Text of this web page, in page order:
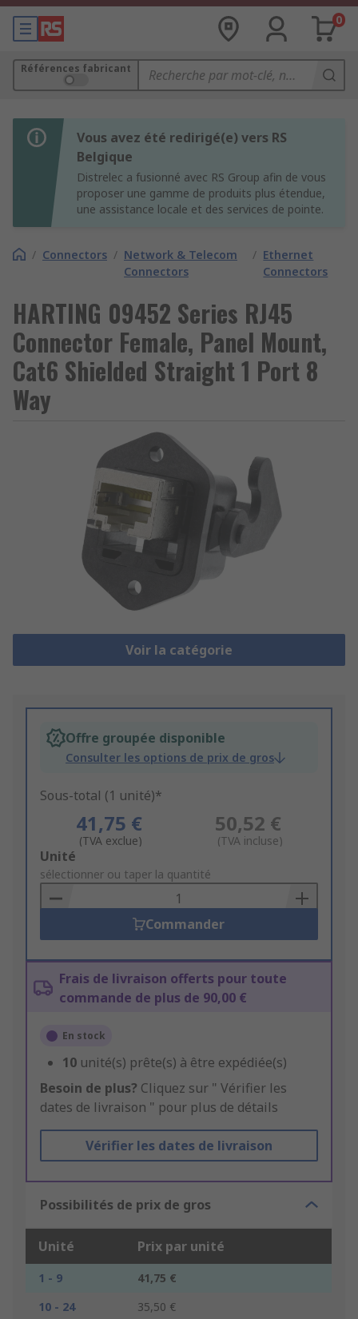
0
Références fabricant
Vous avez été redirigé(e) vers RS
Belgique
Distrelec a fusionné avec RS Group afin de vous
proposer une gamme de produits plus étendue,
une assistance locale et des services de pointe.
/ Connectors / Network & Telecom
Connectors
/ Ethernet
Connectors
HARTING 09452 Series RJ45
Connector Female, Panel Mount,
Cat6 Shielded Straight 1 Port 8
Way
Voir la catégorie
Offre groupée disponible
Consulter les options de prix de gros
Sous-total (1 unité)*
41,75 €
(TVA exclue)
50,52 €
(TVA incluse)
Add
to
Basket
Unité
sélectionner ou taper la quantité
Commander
Frais de livraison offerts pour toute
commande de plus de 90,00 €
En stock
10 unité(s) prête(s) à être expédiée(s)
Besoin de plus? Cliquez sur " Vérifier les
dates de livraison " pour plus de détails
Vérifier les dates de livraison
Possibilités de prix de gros
Unité Prix par unité
1 - 9
41,75 €
10 - 24
35,50 €